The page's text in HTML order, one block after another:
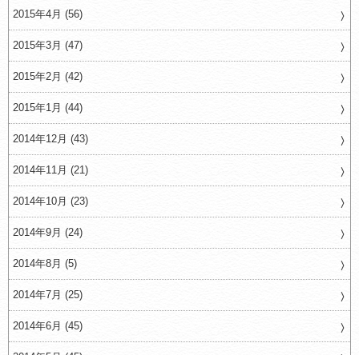
2015年4月 (56)
2015年3月 (47)
2015年2月 (42)
2015年1月 (44)
2014年12月 (43)
2014年11月 (21)
2014年10月 (23)
2014年9月 (24)
2014年8月 (5)
2014年7月 (25)
2014年6月 (45)